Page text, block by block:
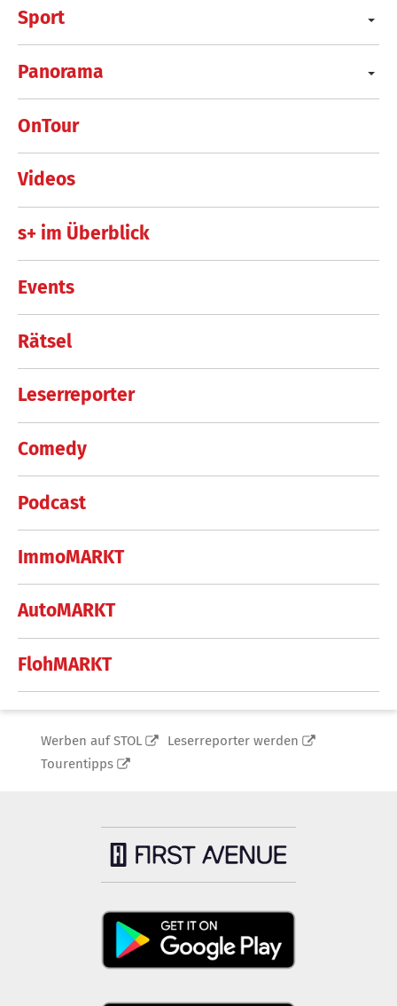
Sport
Panorama
OnTour
Videos
s+ im Überblick
Events
Rätsel
Leserreporter
Comedy
Podcast
ImmoMARKT
AutoMARKT
FlohMARKT
Werben auf STOL
Leserreporter werden
Tourentipps